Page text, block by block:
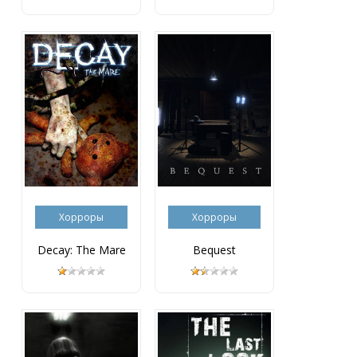
Хорроры
Decay: The Mare
Хорроры
Bequest